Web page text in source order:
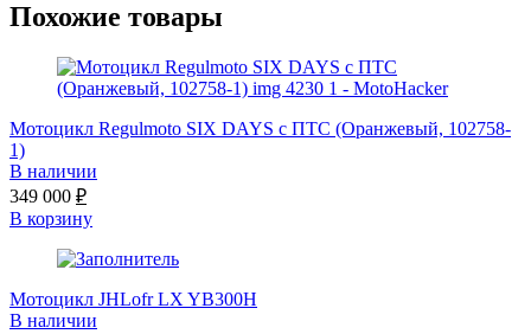
Похожие товары
Мотоцикл Regulmoto SIX DAYS с ПТС (Оранжевый, 102758-
1)
В наличии
349 000 ₽
В корзину
Мотоцикл JHLofr LX YB300H
В наличии